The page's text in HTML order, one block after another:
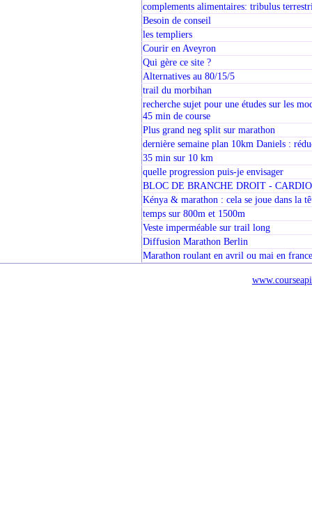
complements alimentaires: tribulus
Besoin de conseil
les templiers
Courir en Aveyron
Qui gère ce site ?
Alternatives au 80/15/5
trail du morbihan
recherche sujet pour une études sur les
45 min de course
Plus grand neg split sur marathon
dernière semaine plan 10km Daniels :
35 min sur 10 km
quelle progression puis-je envisager
BLOC DE BRANCHE DROIT -
Kénya & marathon : cela se joue dans la
temps sur 800m et 1500m
Veste imperméable sur trail long
Diffusion Marathon Berlin
Marathon roulant en avril ou mai en france